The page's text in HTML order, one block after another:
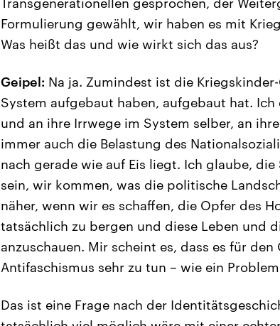
Formulierung gewählt, wir haben es mit
Was heißt das und wie wirkt sich das aus?
Geipel: Na ja. Zumindest ist die
System aufgebaut haben, aufgebaut hat.
und an ihre Irrwege im System selber, an
immer auch die Belastung des
nach gerade wie auf Eis liegt. Ich glaube,
sein, wir kommen, was die politische
näher, wenn wir es schaffen, die Opfer des
tatsächlich zu bergen und diese Leben und
anzuschauen. Mir scheint es, dass es für
Antifaschismus sehr zu tun – wie ein
Das ist eine Frage nach der